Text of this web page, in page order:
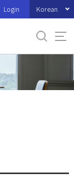
Login Korean